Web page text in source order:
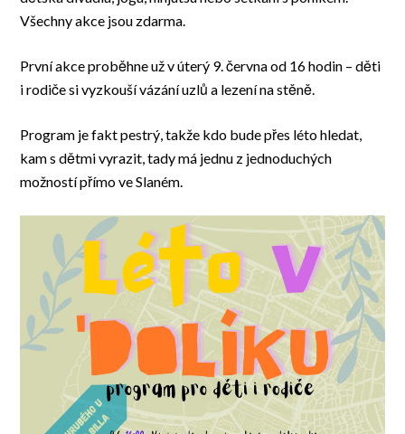
Všechny akce jsou zdarma.
První akce proběhne už v úterý 9. června od 16 hodin – děti
i rodiče si vyzkouší vázání uzlů a lezení na stěně.
Program je fakt pestrý, takže kdo bude přes léto hledat,
kam s dětmi vyrazit, tady má jednu z jednoduchých
možností přímo ve Slaném.